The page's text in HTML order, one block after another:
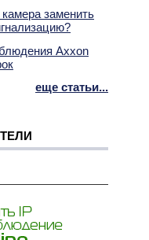
заменить
Axxon
еще статьи...